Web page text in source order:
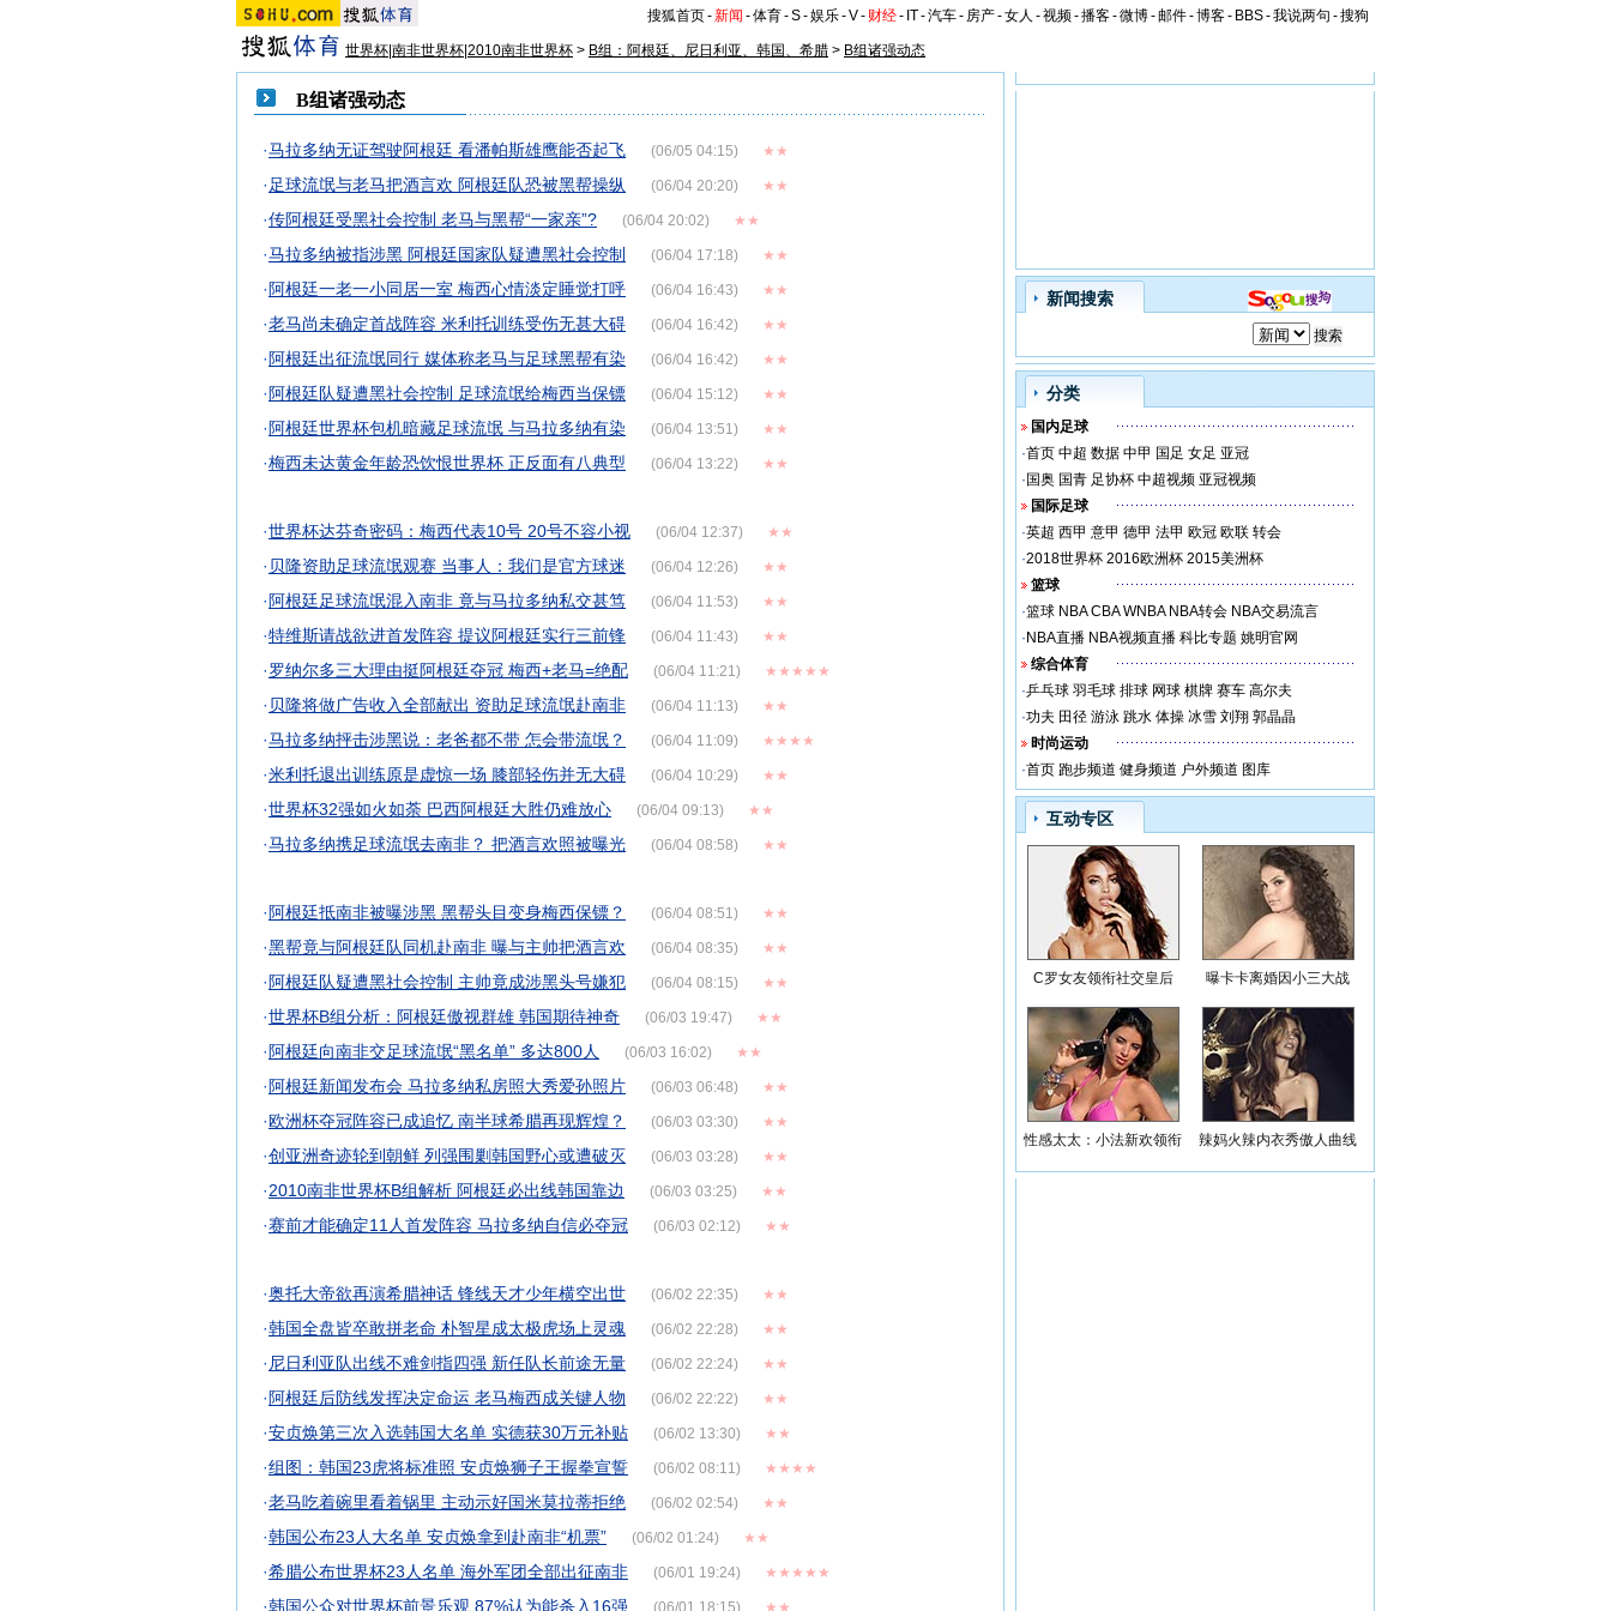
搜狐首页-新闻 -体育-S-娱乐-V- 财经- IT-汽车- 房产-女人 -视频-播客-微博-邮件-博客- BBS-我说两句 -搜狗
世界杯|南非世界杯|2010南非世界杯 > B组：阿根廷、尼日利亚、韩国、希腊 > B组诸强动态
B组诸强动态
·马拉多纳无证驾驶阿根廷 看潘帕斯雄鹰能否起飞 (06/05 04:15) ★★
· 足球流氓与老马把酒言欢 阿根廷队恐被黑帮操纵 (06/04 20:20) ★★
·传阿根廷受黑社会控制 老马与黑帮“一家亲”? (06/04 20:02) ★★
·马拉多纳被指涉黑 阿根廷国家队疑遭黑社会控制 (06/04 17:18) ★★
· 阿根廷一老一小同居一室 梅西心情淡定睡觉打呼 (06/04 16:43) ★★
·老马尚未确定首战阵容 米利托训练受伤无甚大碍 (06/04 16:42) ★★
· 阿根廷出征流氓同行 媒体称老马与足球黑帮有染 (06/04 16:42) ★★
· 阿根廷队疑遭黑社会控制 足球流氓给梅西当保镖 (06/04 15:12) ★★
· 阿根廷世界杯包机暗藏足球流氓 与马拉多纳有染 (06/04 13:51) ★★
·梅西未达黄金年龄恐饮恨世界杯 正反面有八典型 (06/04 13:22) ★★
·世界杯达芬奇密码：梅西代表10号 20号不容小视 (06/04 12:37) ★★
· 贝隆资助足球流氓观赛 当事人：我们是官方球迷 (06/04 12:26) ★★
· 阿根廷足球流氓混入南非 竟与马拉多纳私交甚笃 (06/04 11:53) ★★
·特维斯请战欲进首发阵容 提议阿根廷实行三前锋 (06/04 11:43) ★★
·罗纳尔多三大理由挺阿根廷夺冠 梅西+老马=绝配 (06/04 11:21) ★★★★★
· 贝隆将做广告收入全部献出 资助足球流氓赴南非 (06/04 11:13) ★★
·马拉多纳抨击涉黑说：老爸都不带 怎会带流氓？ (06/04 11:09) ★★★★
·米利托退出训练原是虚惊一场 膝部轻伤并无大碍 (06/04 10:29) ★★
·世界杯32强如火如荼 巴西阿根廷大胜仍难放心 (06/04 09:13) ★★
·马拉多纳携足球流氓去南非？ 把酒言欢照被曝光 (06/04 08:58) ★★
· 阿根廷抵南非被曝涉黑 黑帮头目变身梅西保镖？ (06/04 08:51) ★★
·黑帮竟与阿根廷队同机赴南非 曝与主帅把酒言欢 (06/04 08:35) ★★
· 阿根廷队疑遭黑社会控制 主帅竟成涉黑头号嫌犯 (06/04 08:15) ★★
·世界杯B组分析：阿根廷傲视群雄 韩国期待神奇 (06/03 19:47) ★★
· 阿根廷向南非交足球流氓“黑名单” 多达800人 (06/03 16:02) ★★
· 阿根廷新闻发布会 马拉多纳私房照大秀爱孙照片 (06/03 06:48) ★★
·欧洲杯夺冠阵容已成追忆 南半球希腊再现辉煌？ (06/03 03:30) ★★
·创亚洲奇迹轮到朝鲜 列强围剿韩国野心或遭破灭 (06/03 03:28) ★★
·2010南非世界杯B组解析 阿根廷必出线韩国靠边 (06/03 03:25) ★★
·赛前才能确定11人首发阵容 马拉多纳自信必夺冠 (06/03 02:12) ★★
·奥托大帝欲再演希腊神话 锋线天才少年横空出世 (06/02 22:35) ★★
·韩国全盘皆卒敢拼老命 朴智星成太极虎场上灵魂 (06/02 22:28) ★★
· 尼日利亚队出线不难剑指四强 新任队长前途无量 (06/02 22:24) ★★
· 阿根廷后防线发挥决定命运 老马梅西成关键人物 (06/02 22:22) ★★
·安贞焕第三次入选韩国大名单 实德获30万元补贴 (06/02 13:30) ★★
·组图：韩国23虎将标准照 安贞焕狮子王握拳宣誓 (06/02 08:11) ★★★★
·老马吃着碗里看着锅里 主动示好国米莫拉蒂拒绝 (06/02 02:54) ★★
·韩国公布23人大名单 安贞焕拿到赴南非“机票” (06/02 01:24) ★★
·希腊公布世界杯23人名单 海外军团全部出征南非 (06/01 19:24) ★★★★★
·韩国公众对世界杯前景乐观 87%认为能杀入16强 (06/01 18:15) ★★
新闻搜索
分类
国内足球
·首页 中超 数据 中甲 国足 女足 亚冠
· 国奥 国青 足协杯 中超视频 亚冠视频
国际足球
·英超 西甲 意甲 德甲 法甲 欧冠 欧联 转会
·2018世界杯 2016欧洲杯 2015美洲杯
篮球
·篮球 NBA CBA WNBA NBA转会 NBA交易流言
· NBA直播 NBA视频直播 科比专题 姚明官网
综合体育
·乒乓球 羽毛球 排球 网球 棋牌 赛车 高尔夫
·功夫 田径 游泳 跳水 体操 冰雪 刘翔 郭晶晶
时尚运动
·首页 跑步频道 健身频道 户外频道 图库
互动专区
C罗女友领衔社交皇后 曝卡卡离婚因小三大战
性感太太：小法新欢领衔 辣妈火辣内衣秀傲人曲线